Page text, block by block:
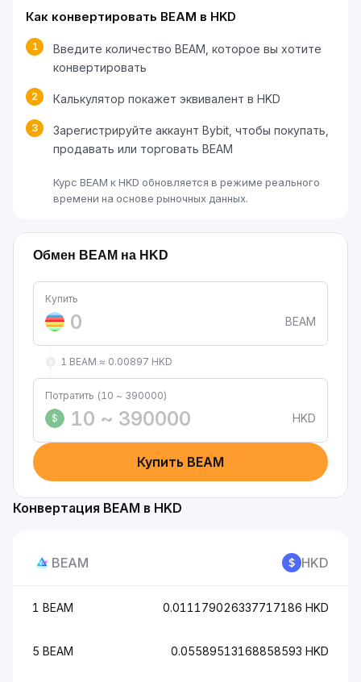
Как конвертировать BEAM в HKD
1
Введите количество BEAM, которое вы хотите
конвертировать
2 Калькулятор покажет эквивалент в HKD
3
Зарегистрируйте аккаунт Bybit, чтобы покупать,
продавать или торговать BEAM
Курс BEAM к HKD обновляется в режиме реального
времени на основе рыночных данных.
Обмен BEAM на HKD
Купить
BEAM
1 BEAM ≈ 0.00897 HKD
Потратить (10 ~ 390000)
$
HKD
Купить BEAM
Конвертация BEAM в HKD
BEAM HKD
1 BEAM 0.011179026337717186 HKD
5 BEAM 0.05589513168858593 HKD